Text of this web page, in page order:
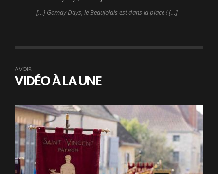
[…] Gamay Days, le Beaujolais est dans la place ! […]
A VOIR
VIDÉO À LA UNE